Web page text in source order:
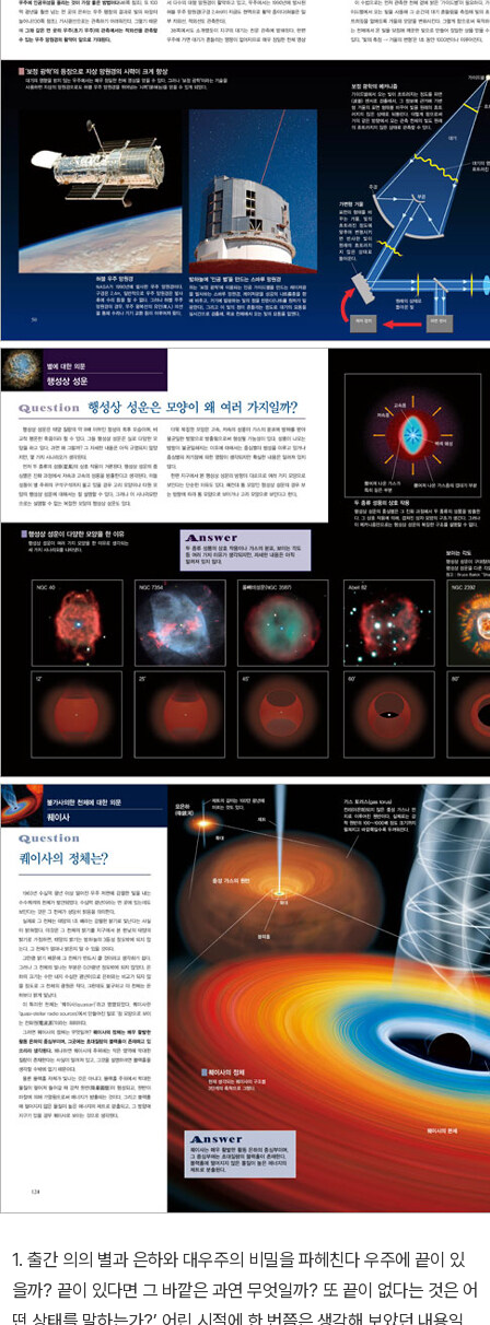
1. 출간 의의 별과 은하와 대우주의 비밀을 파헤친다 우주에 끝이 있
을까? 끝이 있다면 그 바깥은 과연 무엇일까? 또 끝이 없다는 것은 어
떤 상태를 말하는가?’ 어린 시절에 한 번쯤은 생각해 보았던 내용일